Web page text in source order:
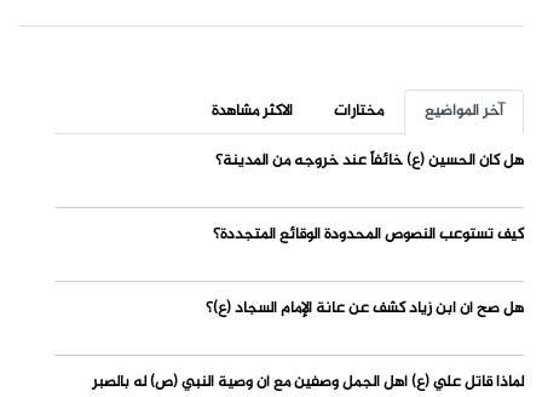
آخر المواضيع مختارات
الاكثر مشاهدة
هل كان الحسين (ع) خائفاً عند خروجه من المدينة؟
كيف تستوعب النصوص المحدودة الوقائع المتجددة؟
هل صح أن ابن زياد كشف عن عانة الإمام السجاد (ع)؟
لماذا قاتل علي (ع) أهل الجمل وصفين مع أن وصية النبي (ص) له بالصبر